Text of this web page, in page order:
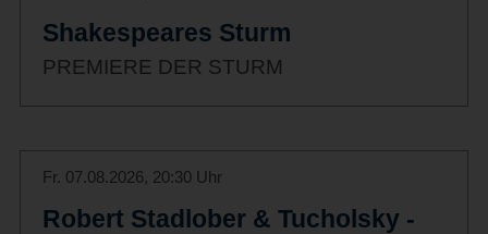
Shakespeares Sturm
PREMIERE DER STURM
Fr. 07.08.2026, 20:30 Uhr
Robert Stadlober & Tucholsky -